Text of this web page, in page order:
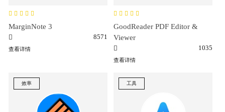
MarginNote 3
8571
查看详情
GoodReader PDF Editor &
Viewer
1035
查看详情
效率 工具